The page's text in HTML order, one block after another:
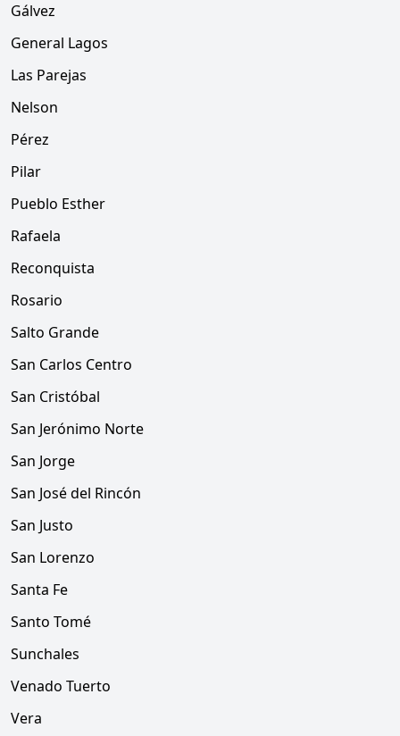
Gálvez
General Lagos
Las Parejas
Nelson
Pérez
Pilar
Pueblo Esther
Rafaela
Reconquista
Rosario
Salto Grande
San Carlos Centro
San Cristóbal
San Jerónimo Norte
San Jorge
San José del Rincón
San Justo
San Lorenzo
Santa Fe
Santo Tomé
Sunchales
Venado Tuerto
Vera